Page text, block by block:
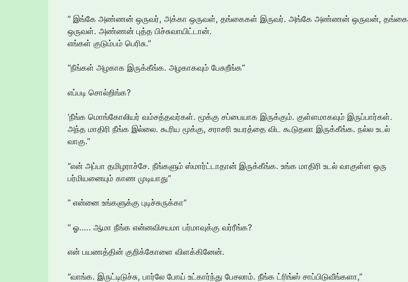
” இங்கே அண்ணன் ஒருவர், அக்கா ஒருவள், தங்கைகள் இருவர். அங்கே அண்ணன் ஒருவன், தங்கை
ஒருவள். அண்ணன் புத்த பிச்சுவாயிட்டான்.
எங்கள் குடும்பம் பெரிசு.”
“நீங்கள் அழகாக இருக்கீங்க. அழகாகவும் பேசுறீங்க”
எப்படி சொல்றிங்க?
‘நீங்க மொங்கோலியர் வம்சத்தவர்கள். மூக்கு சப்பையாக இருக்கும். குள்ளமாகவும் இருப்பார்கள்.
அந்த மாதிரி நீங்க இல்லை. கூரிய மூக்கு, சராசரி உயரத்தை விட கூடுதலா இருக்கீங்க. நல்ல உடல்
வாகு.”
“என் அப்பா தமிழராச்சே. நீங்களும் ஸ்மார்ட்டாதான் இருக்கீங்க. உங்க மாதிரி உடல் வாகுள்ள ஒரு
பர்மியனையும் காண முடியாது”
” என்னை உங்களுக்கு புடிச்சுருக்கா”
” ஓ….. ஆமா நீங்க என்னவிசயமா பர்மாவுக்கு வர்ரீங்க?
என் பயணத்தின் குறிக்கோளை விளக்கினேன்.
“வாங்க. இருட்டிடுச்சு, பார்லே போய் உட்கார்ந்து பேசலாம். நீங்க ட்ரிங்ஸ் சாப்பிடுவீங்களா,”